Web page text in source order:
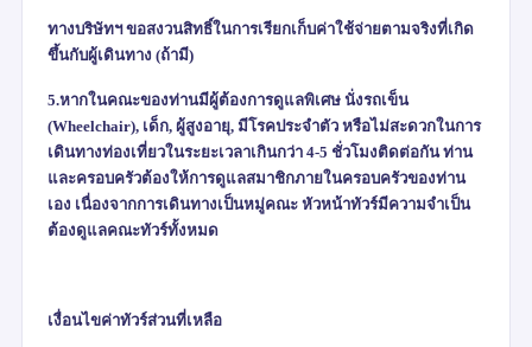
ทางบริษัทฯ ขอสงวนสิทธิ์ในการเรียกเก็บค่าใช้จ่ายตามจริงที่เกิด
ขึ้นกับผู้เดินทาง (ถ้ามี)
5.หากในคณะของท่านมีผู้ต้องการดูแลพิเศษ นั่งรถเข็น
(Wheelchair), เด็ก, ผู้สูงอายุ, มีโรคประจำตัว หรือไม่สะดวกในการ
เดินทางท่องเที่ยวในระยะเวลาเกินกว่า 4-5 ชั่วโมงติดต่อกัน ท่าน
และครอบครัวต้องให้การดูแลสมาชิกภายในครอบครัวของท่าน
เอง เนื่องจากการเดินทางเป็นหมู่คณะ หัวหน้าทัวร์มีความจำเป็น
ต้องดูแลคณะทัวร์ทั้งหมด
เงื่อนไขค่าทัวร์ส่วนที่เหลือ